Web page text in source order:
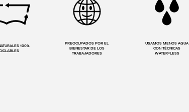
100%
PREOCUPADOS POR EL
BIENESTAR DE LOS
TRABAJADORES
USAMOS MENOS AGUA
CON TÉCNICAS
WATER<LESS